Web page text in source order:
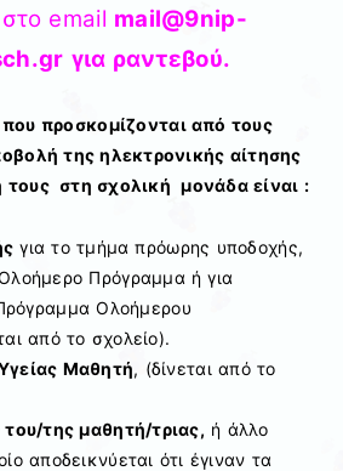
email mail@9nip-
για ραντεβού.
που προσκομίζονται από τους
της ηλεκτρονικής αίτησης
τους στη σχολική μονάδα είναι :
για το τμήμα πρόωρης υποδοχής,
Πρόγραμμα ή για
Ολοήμερου
από το σχολείο).
Μαθητή, (δίνεται από το
του/της μαθητή/τριας, ή άλλο
αποδεικνύεται ότι έγιναν τα